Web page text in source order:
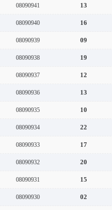
08090941 13
08090940 16
08090939 09
08090938 19
08090937 12
08090936 13
08090935 10
08090934 22
08090933 17
08090932 20
08090931 15
08090930 02